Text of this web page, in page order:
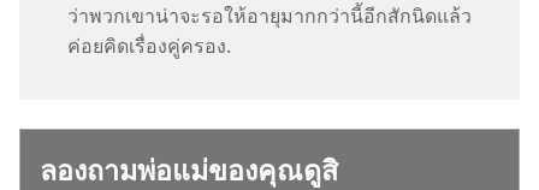
ว่า​พวก​เขา​น่า​จะ​รอ​ให้​อายุ​มาก​กว่า​นี้​อีก​สัก​นิด​แล้ว​
ค่อย​คิด​เรื่อง​คู่​ครอง.
ลอง​ถาม​พ่อ​แม่​ของ​คุณ​ดู​สิ